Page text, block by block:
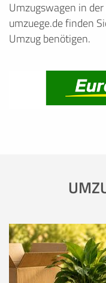
Umzugswagen in
umzuege.de finden
Umzug benötigen.